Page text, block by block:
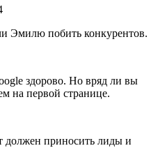
Эмилю побить конкурентов.
здорово. Но вряд ли вы
на первой странице.
должен приносить лиды и